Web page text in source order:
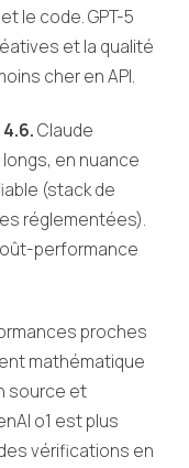
le code. GPT-5
et la qualité
cher en API.
Claude
en nuance
(stack de
réglementées).
performance
proches
mathématique
source et
o1 est plus
vérifications en